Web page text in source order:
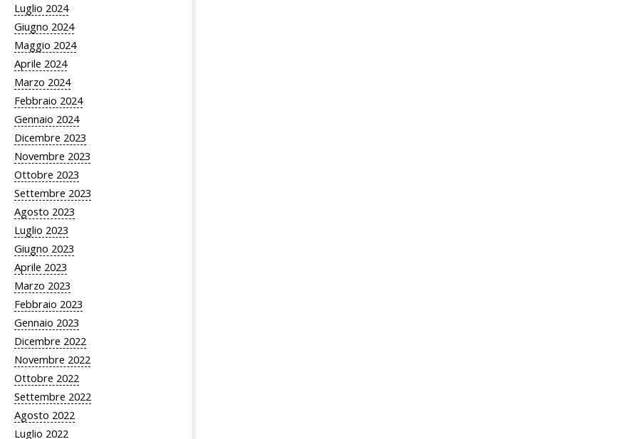
Luglio 2024
Giugno 2024
Maggio 2024
Aprile 2024
Marzo 2024
Febbraio 2024
Gennaio 2024
Dicembre 2023
Novembre 2023
Ottobre 2023
Settembre 2023
Agosto 2023
Luglio 2023
Giugno 2023
Aprile 2023
Marzo 2023
Febbraio 2023
Gennaio 2023
Dicembre 2022
Novembre 2022
Ottobre 2022
Settembre 2022
Agosto 2022
Luglio 2022